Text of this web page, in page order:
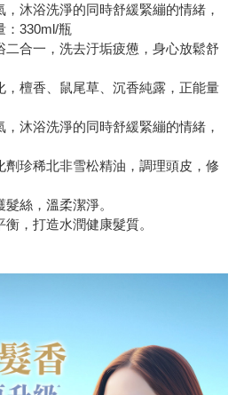
沐浴洗淨的同時舒緩緊繃的情緒，
：330ml/瓶
合一，洗去汙垢疲憊，身心放鬆舒
，檀香、鼠尾草、沉香純露，正能量
沐浴洗淨的同時舒緩緊繃的情緒，
珍稀北非雪松精油，調理頭皮，修
絲，溫柔潔淨。
，打造水潤健康髮質。